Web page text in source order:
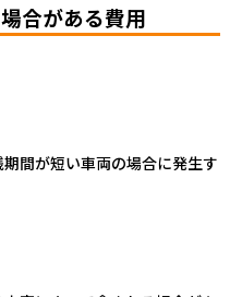
合がある費用
間が短い車両の場合に発生す